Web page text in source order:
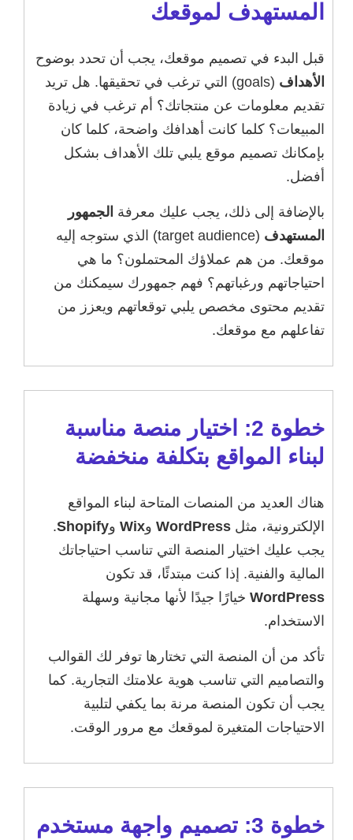
المستهدف لموقعك
قبل البدء في تصميم موقعك، يجب أن تحدد بوضوح
الأهداف
(goals) التي ترغب في تحقيقها. هل تريد
تقديم معلومات عن منتجاتك؟ أم ترغب في زيادة
المبيعات؟ كلما كانت أهدافك واضحة، كلما كان
بإمكانك تصميم موقع يلبي تلك الأهداف بشكل
أفضل.
بالإضافة إلى ذلك، يجب عليك معرفة الجمهور
المستهدف
(target audience) الذي ستوجه إليه
موقعك. من هم عملاؤك المحتملون؟ ما هي
احتياجاتهم ورغباتهم؟ فهم جمهورك سيمكنك من
تقديم محتوى مخصص يلبي توقعاتهم ويعزز من
تفاعلهم مع موقعك.
خطوة 2: اختيار منصة مناسبة
لبناء المواقع بتكلفة منخفضة
هناك العديد من المنصات المتاحة لبناء المواقع
الإلكترونية، مثل WordPress وWix وShopify
.
يجب عليك اختيار المنصة التي تناسب احتياجاتك
المالية والفنية. إذا كنت مبتدئًا، قد تكون
WordPress خيارًا جيدًا لأنها مجانية وسهلة
الاستخدام.
تأكد من أن المنصة التي تختارها توفر لك القوالب
والتصاميم التي تناسب هوية علامتك التجارية. كما
يجب أن تكون المنصة مرنة بما يكفي لتلبية
الاحتياجات المتغيرة لموقعك مع مرور الوقت.
خطوة 3: تصميم واجهة مستخدم